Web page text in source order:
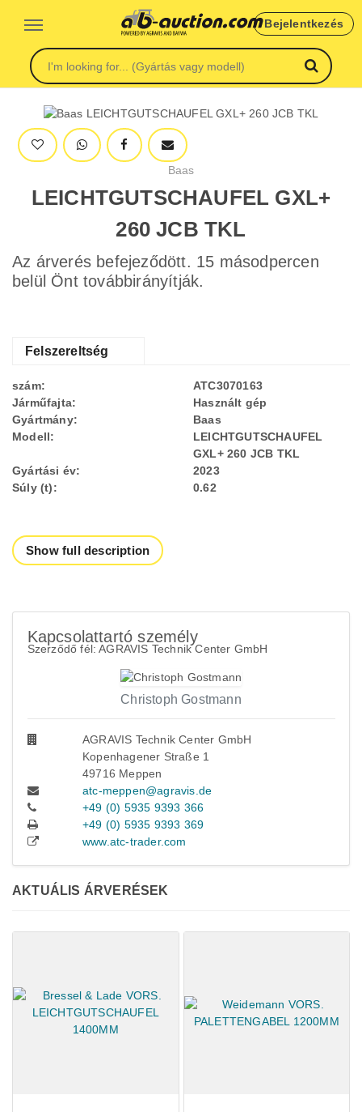
Bejelentkezés
Baas
LEICHTGUTSCHAUFEL GXL+
260 JCB TKL
Az árverés befejeződött. 15 másodpercen
belül Önt továbbirányítják.
Felszereltség
szám:
ATC3070163
Járműfajta:
Használt gép
Gyártmány:
Baas
Modell:
LEICHTGUTSCHAUFEL
GXL+ 260 JCB TKL
Gyártási év:
2023
Súly (t):
0.62
Show full description
Kapcsolattartó személy
Szerződő fél: AGRAVIS Technik Center GmbH
Christoph Gostmann
AGRAVIS Technik Center GmbH
Kopenhagener Straße 1
49716 Meppen
atc-meppen@agravis.de
+49 (0) 5935 9393 366
+49 (0) 5935 9393 369
www.atc-trader.com
AKTUÁLIS ÁRVERÉSEK